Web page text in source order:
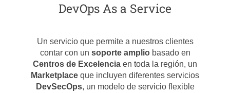
DevOps As a Service
Un servicio que permite a nuestros clientes
contar con un soporte amplio basado en
Centros de Excelencia en toda la región, un
Marketplace que incluyen diferentes servicios
DevSecOps, un modelo de servicio flexible